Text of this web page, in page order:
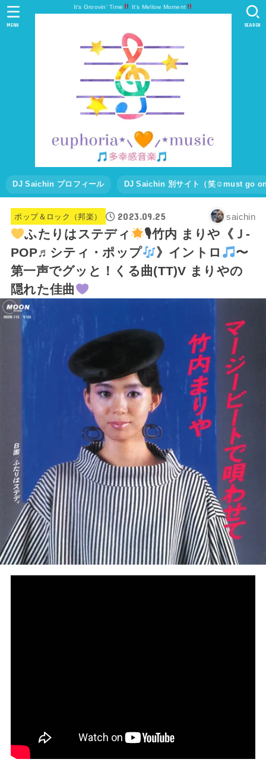
It's Groovin' Time It's Mellow Moment
DJ Saichin プロフィール DJ Saichin 別サイト（笑☺must go
SEARCH
MENU
ポップ＆ロック（邦楽） 2023.09.25 saichin
ふたりはステディ
🎙竹内 まりや《Ｊ-
POP♬シティ・ポップ
》イントロ
〜
第一声でグッと！くる曲(TT)V まりやの
隠れた佳曲